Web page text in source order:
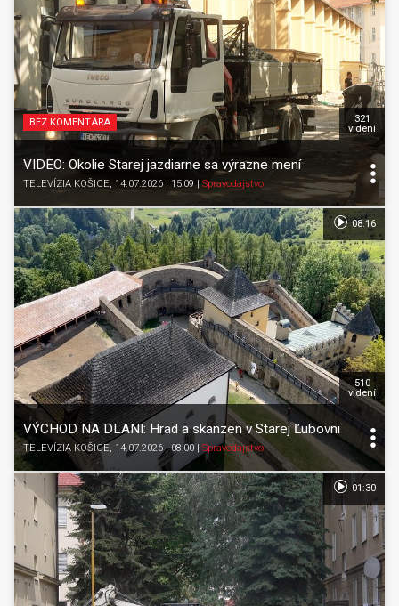
BEZ KOMENTÁRA
VIDEO: Okolie Starej jazdiarne sa výrazne mení
TELEVÍZIA KOŠICE, 14.07.2026 | 15:09 Spravodajstvo
321
videní
VÝCHOD NA DLANI: Hrad a skanzen v Starej Ľubovni
TELEVÍZIA KOŠICE, 14.07.2026 | 08:00 Spravodajstvo
510
videní
08:16
01:30